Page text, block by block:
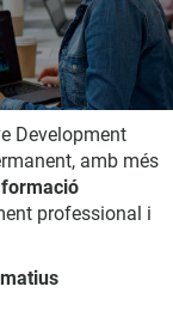
Development
amb més
professional i